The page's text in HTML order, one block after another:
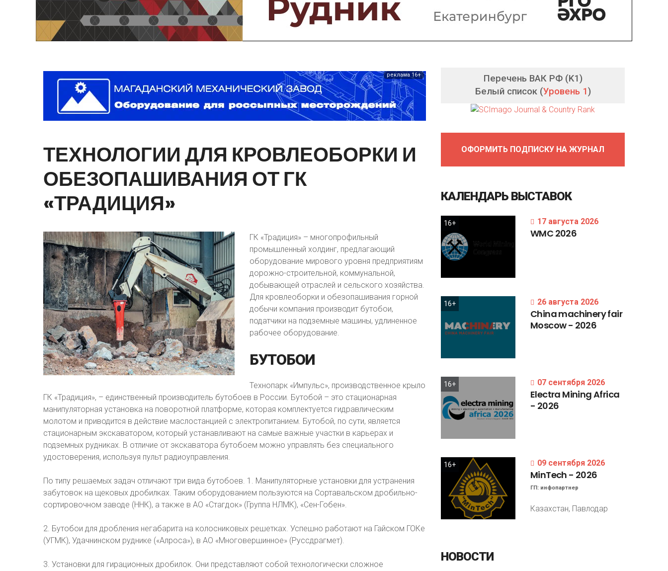
Предприятия и компании
Интервью
Выставки, Конференции
реклама 16+
ТЕХНОЛОГИИДЛЯ КРОВЛЕОБОРКИ И
ОБЕЗОПАШИВАНИЯ ОТГК
«ТРАДИЦИЯ»
ГК «Традиция» – многопрофильный
промышленный холдинг, предлагающий
оборудование мирового уровня предприятиям
дорожно-строительной, коммунальной,
добывающей отраслей и сельского хозяйства.
Для кровлеоборки и обезопашивания горной
добычи компания производит бутобои,
податчики на подземные машины, удлиненное
рабочее оборудование.
БУТОБОИ
Технопарк «Импульс», производственное крыло
ГК «Традиция», – единственный производитель бутобоев в России. Бутобой – это стационарная
манипуляторная установка на поворотной платформе, которая комплектуется гидравлическим
молотом и приводится в действие маслостанцией с электропитанием. Бутобой, по сути, является
стационарным экскаватором, который устанавливают на самые важные участки в карьерах и
подземных рудниках. В отличие от экскаватора бутобоем можно управлять без специального
удостоверения, используя пульт радиоуправления.
По типу решаемых задач отличают три вида бутобоев. 1. Манипуляторные установки для устранения
забутовок на щековых дробилках. Таким оборудованием пользуются на Сортавальском дробильно-
сортировочном заводе (ННК), а также в АО «Стагдок» (Группа НЛМК), «Сен-Гобен».
2. Бутобои для дробления негабарита на колосниковых решетках. Успешно работают на Гайском ГОКе
(УГМК), Удачнинском руднике («Алроса»), в АО «Многовершинное» (Руссдрагмет).
3. Установки для гирационных дробилок. Они представляют собой технологически сложное
Перечень ВАК РФ (K1)
Белый список (Уровень 1)
ОФОРМИТЬ ПОДПИСКУ НА ЖУРНАЛ
КАЛЕНДАРЬ ВЫСТАВОК
16+ 17 августа 2026
WMC 2026
16+ 26 августа 2026
Chinamachineryfair
Moscow- 2026
16+ 07 сентября 2026
Electra MiningAfrica
- 2026
16+ 09 сентября 2026
MinTech - 2026
ГП: инфопартнер
Казахстан, Павлодар
НОВОСТИ